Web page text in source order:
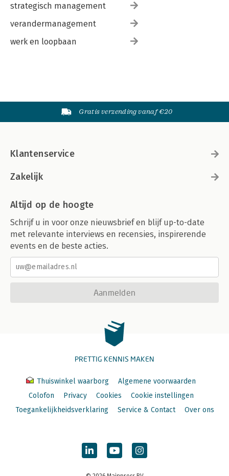
strategisch management
verandermanagement
werk en loopbaan
Gratis verzending vanaf €20
Klantenservice
Zakelijk
Altijd op de hoogte
Schrijf u in voor onze nieuwsbrief en blijf up-to-date
met relevante interviews en recensies, inspirerende
events en de beste acties.
Aanmelden
PRETTIG KENNIS MAKEN
Thuiswinkel waarborg
Algemene voorwaarden
Colofon
Privacy Cookies
Cookie instellingen
Toegankelijkheidsverklaring
Service & Contact Over ons